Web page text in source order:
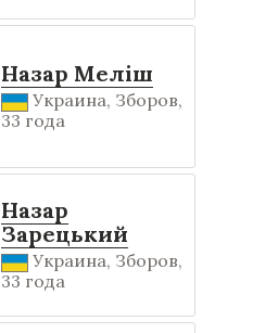
Назар Меліш
Украина, Зборов,
33 года
Назар
Зарецький
Украина, Зборов,
33 года